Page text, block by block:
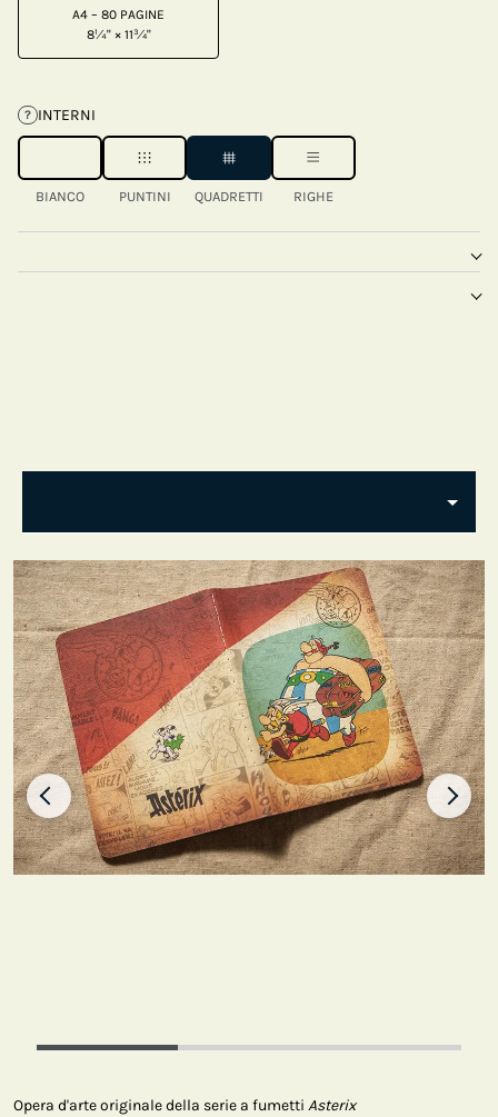
A4 – 80 PAGINE
8¼" × 11¾"
? INTERNI
BIANCO PUNTINI QUADRETTI RIGHE
Opera d'arte originale della serie a fumetti Asterix